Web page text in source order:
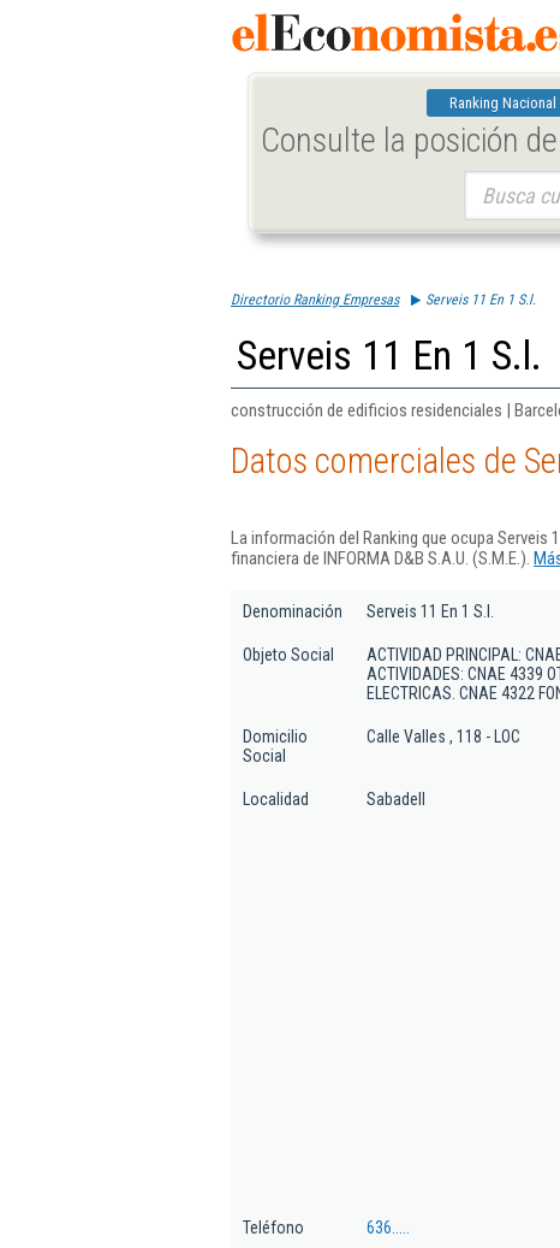
Ranking Nacional
Consulte la posición
Directorio Ranking Empresas Serveis 11 En 1 S.l.
Serveis 11 En 1 S.l.
construcción de edificios residenciales |
Datos comerciales de
La información del Ranking que ocupa Serveis
financiera de INFORMA D&B S.A.U. (S.M.E.).
Denominación Serveis 11 En 1 S.l.
Objeto Social
ACTIVIDAD PRINCIPAL:
ACTIVIDADES: CNAE 4339
ELECTRICAS. CNAE 4322
Domicilio
Social
Calle Valles , 118 - LOC
Localidad Sabadell
Teléfono 636.....